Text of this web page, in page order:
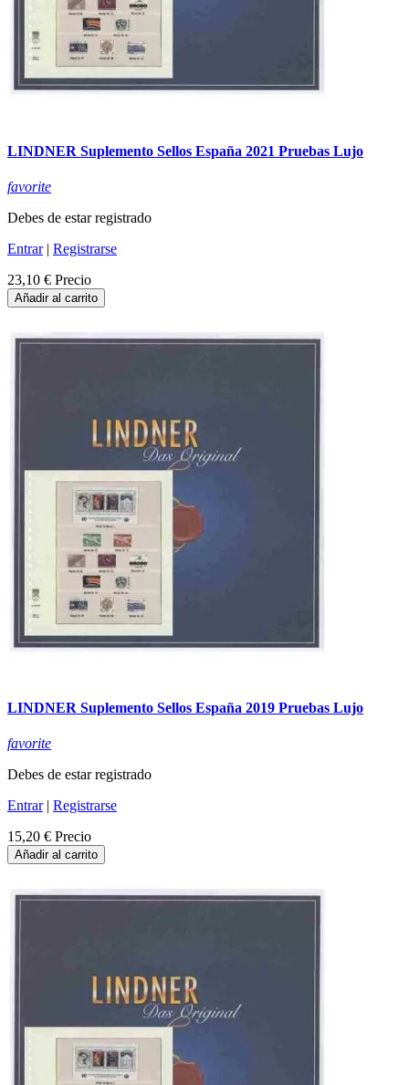
LINDNER Suplemento Sellos España 2021 Pruebas Lujo
favorite
Debes de estar registrado
Entrar| Registrarse
23,10 € Precio
Añadir al carrito
LINDNER Suplemento Sellos España 2019 Pruebas Lujo
favorite
Debes de estar registrado
Entrar| Registrarse
15,20 € Precio
Añadir al carrito